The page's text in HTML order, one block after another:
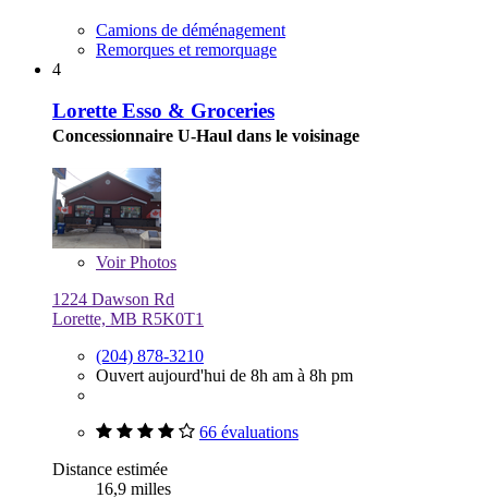
Camions de déménagement
Remorques et remorquage
4
Lorette Esso & Groceries
Concessionnaire U-Haul dans le voisinage
VoirPhotos
1224 Dawson Rd
Lorette, MB R5K0T1
(204) 878-3210
Ouvert aujourd'hui de 8h am à 8h pm
66 évaluations
Distance estimée
16,9 milles